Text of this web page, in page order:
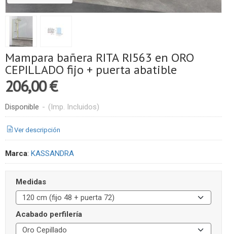
Mampara bañera RITA RI563 en ORO
CEPILLADO fijo + puerta abatible
206,00 €
Disponible - (Imp. Incluidos)
Ver descripción
Marca: KASSANDRA
Medidas
Acabado perfilería